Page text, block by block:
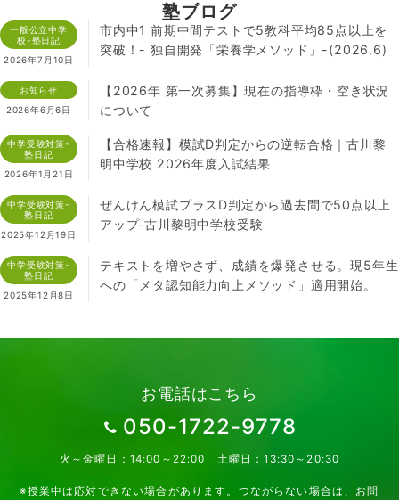
塾ブログ
一般公立中学
校-塾日記
2026年7月10日
市内中1 前期中間テストで5教科平均85点以上を
突破！- 独自開発「栄養学メソッド」-(2026.6)
お知らせ
2026年6月6日
【2026年 第一次募集】現在の指導枠・空き状況
について
中学受験対策-
塾日記
2026年1月21日
【合格速報】模試D判定からの逆転合格｜古川黎
明中学校 2026年度入試結果
中学受験対策-
塾日記
2025年12月19日
ぜんけん模試プラスD判定から過去問で50点以上
アップ‐古川黎明中学校受験
中学受験対策-
塾日記
2025年12月8日
テキストを増やさず、成績を爆発させる。現5年生
への「メタ認知能力向上メソッド」適用開始。
お電話はこちら
050-1722-9778
火～金曜日：14:00～22:00 土曜日：13:30～20:30
※授業中は応対できない場合があります。つながらない場合は、お問